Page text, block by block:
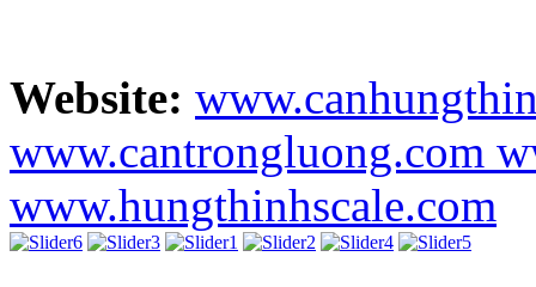
Website:
www.cantrongluong.com
www.hungthinhscale.com